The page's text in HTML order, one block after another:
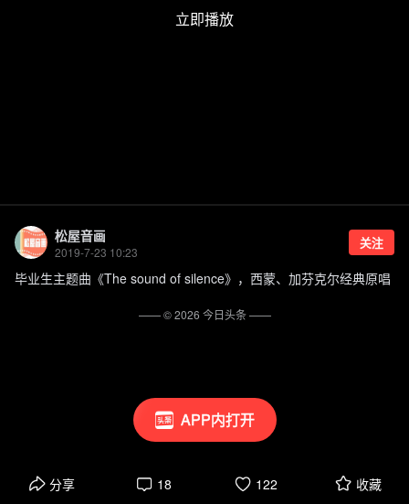
APP内打开
松屋音画
2019-7-23 10:23
关注
毕业生主题曲《The sound of silence》，西蒙、加芬克尔经典原唱
分享 18 122 收藏
—— ©2026 今日头条——